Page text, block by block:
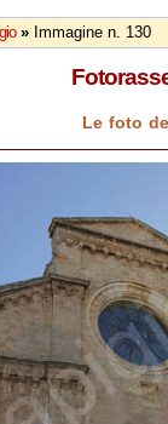
» Immagine n. 130
Le foto